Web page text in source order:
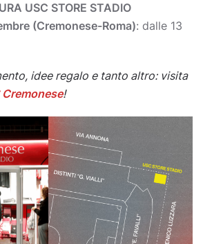
USC STORE STADIO
(Cremonese-Roma): dalle 13
idee regalo e tanto altro: visita
!